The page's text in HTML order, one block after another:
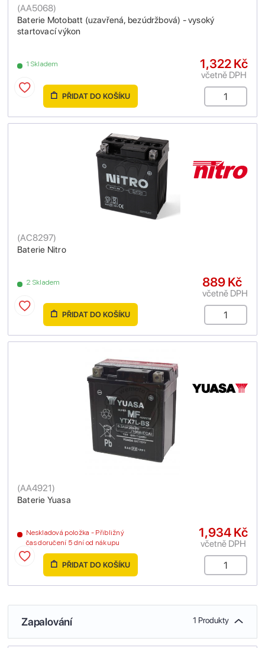
Baterie Motobatt (uzavřená, bezúdržbová) - vysoký
startovací výkon
(AA5068)
1 Skladem 1,322 Kč
včetně DPH
PŘIDAT DO KOŠÍKU
Baterie Nitro
(AC8297)
2 Skladem 889 Kč
včetně DPH
PŘIDAT DO KOŠÍKU
Baterie Yuasa
(AA4921)
Neskladová položka - Přibližný
čas doručení 5 dní od nákupu
1,934 Kč
včetně DPH
PŘIDAT DO KOŠÍKU
Zapalování 1 Produkty